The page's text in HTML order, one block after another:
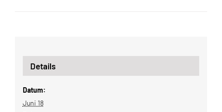
Details
Datum:
Juni 18